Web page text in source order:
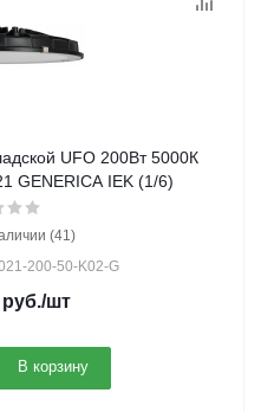
UFO 200Вт 5000К
GENERICA IEK (1/6)
(41)
200-50-K02-G
руб./шт
В корзину